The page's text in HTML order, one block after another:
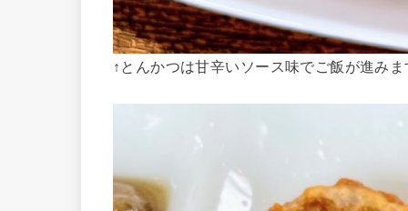
↑とんかつは甘辛いソース味でご飯が進みま